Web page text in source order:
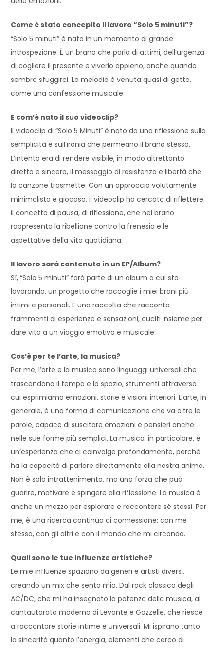
Come è stato concepito il lavoro “Solo 5 minuti”?
“Solo 5 minuti” è nato in un momento di grande
introspezione. È un brano che parla di attimi, dell’urgenza
di cogliere il presente e viverlo appieno, anche quando
sembra sfuggirci. La melodia è venuta quasi di getto,
come una confessione musicale.
E com’è nato il suo videoclip?
Il videoclip di “Solo 5 Minuti” è nato da una riflessione sulla
semplicità e sull’ironia che permeano il brano stesso.
L’intento era di rendere visibile, in modo altrettanto
diretto e sincero, il messaggio di resistenza e libertà che
la canzone trasmette. Con un approccio volutamente
minimalista e giocoso, il videoclip ha cercato di riflettere
il concetto di pausa, di riflessione, che nel brano
rappresenta la ribellione contro la frenesia e le
aspettative della vita quotidiana.
Il lavoro sarà contenuto in un EP/Album?
Sì, “Solo 5 minuti” farà parte di un album a cui sto
lavorando, un progetto che raccoglie i miei brani più
intimi e personali. È una raccolta che racconta
frammenti di esperienze e sensazioni, cuciti insieme per
dare vita a un viaggio emotivo e musicale.
Cos’è per te l’arte, la musica?
Per me, l’arte e la musica sono linguaggi universali che
trascendono il tempo e lo spazio, strumenti attraverso
cui esprimiamo emozioni, storie e visioni interiori. L’arte, in
generale, è una forma di comunicazione che va oltre le
parole, capace di suscitare emozioni e pensieri anche
nelle sue forme più semplici. La musica, in particolare, è
un’esperienza che ci coinvolge profondamente, perché
ha la capacità di parlare direttamente alla nostra anima.
Non è solo intrattenimento, ma una forza che può
guarire, motivare e spingere alla riflessione. La musica è
anche un mezzo per esplorare e raccontare sé stessi. Per
me, è una ricerca continua di connessione: con me
stessa, con gli altri e con il mondo che mi circonda.
Quali sono le tue influenze artistiche?
Le mie influenze spaziano da generi e artisti diversi,
creando un mix che sento mio. Dal rock classico degli
AC/DC, che mi ha insegnato la potenza della musica, al
cantautorato moderno di Levante e Gazzelle, che riesce
a raccontare storie intime e universali. Mi ispirano tanto
la sincerità quanto l’energia, elementi che cerco di